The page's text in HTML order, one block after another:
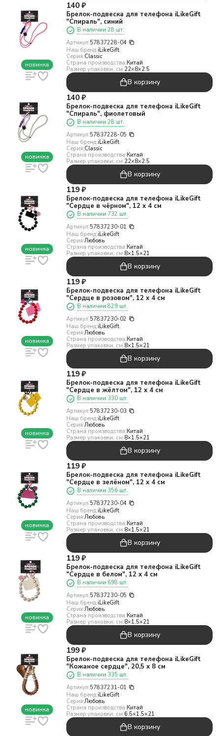
новинка
140 ₽
Брелок-подвеска для телефона iLikeGift
"Спираль", синий
В наличии 28 шт.
Артикул:57837228-04
Наш бренд:iLikeGift
Серия:Classic
Страна производства:Китай
Размер упаковки, см:22×8×2.5
В корзину
новинка
140 ₽
Брелок-подвеска для телефона iLikeGift
"Спираль", фиолетовый
В наличии 28 шт.
Артикул:57837228-05
Наш бренд:iLikeGift
Серия:Classic
Страна производства:Китай
Размер упаковки, см:22×8×2.5
В корзину
новинка
119 ₽
Брелок-подвеска для телефона iLikeGift
"Сердце в чёрном", 12 х 4 см
В наличии 732 шт.
Артикул:57837230-01
Наш бренд:iLikeGift
Серия:Любовь
Страна производства:Китай
Размер упаковки, см:8×1.5×21
В корзину
новинка
119 ₽
Брелок-подвеска для телефона iLikeGift
"Сердце в розовом", 12 х 4 см
В наличии 829 шт.
Артикул:57837230-02
Наш бренд:iLikeGift
Серия:Любовь
Страна производства:Китай
Размер упаковки, см:8×1.5×21
В корзину
новинка
119 ₽
Брелок-подвеска для телефона iLikeGift
"Сердце в жёлтом", 12 х 4 см
В наличии 330 шт.
Артикул:57837230-03
Наш бренд:iLikeGift
Серия:Любовь
Страна производства:Китай
Размер упаковки, см:8×1.5×21
В корзину
новинка
119 ₽
Брелок-подвеска для телефона iLikeGift
"Сердце в зелёном", 12 х 4 см
В наличии 356 шт.
Артикул:57837230-04
Наш бренд:iLikeGift
Серия:Любовь
Страна производства:Китай
Размер упаковки, см:8×1.5×21
В корзину
новинка
119 ₽
Брелок-подвеска для телефона iLikeGift
"Сердце в белом", 12 х 4 см
В наличии 698 шт.
Артикул:57837230-05
Наш бренд:iLikeGift
Серия:Любовь
Страна производства:Китай
Размер упаковки, см:8×1.5×21
В корзину
новинка
199 ₽
Брелок-подвеска для телефона iLikeGift
"Кожаное сердце", 20,5 х 8 см
В наличии 335 шт.
Артикул:57837231-01
Наш бренд:iLikeGift
Серия:Любовь
Страна производства:Китай
Размер упаковки, см:6.5×1.5×21
В корзину